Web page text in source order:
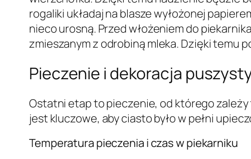
rogaliki układaj na blasze wyłożonej
nieco urosną. Przed włożeniem do
zmieszanym z odrobiną mleka. Dzięki temu
Pieczenie i dekoracja
Ostatni etap to pieczenie, od którego
jest kluczowe, aby ciasto było w pełni
Temperatura pieczenia i czas w piekarniku